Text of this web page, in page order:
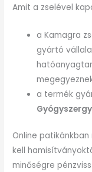
Amit a zselével
a Kamagra
gyártó
a termék
Online
kell
minőségre